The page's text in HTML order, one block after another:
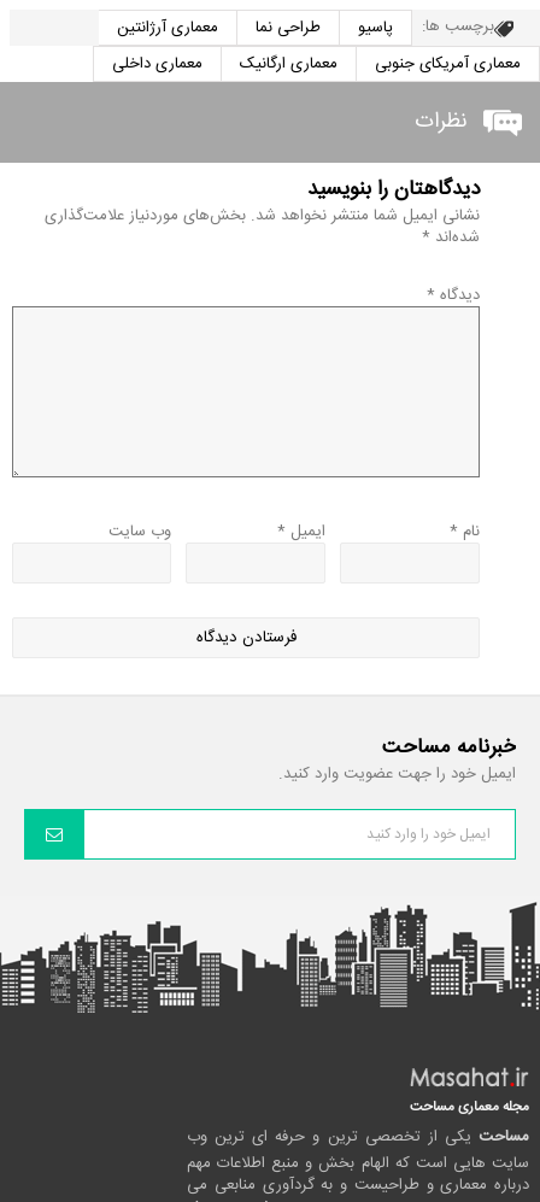
برچسب ها: پاسیو طراحی نما
معماری آرژانتین
معماری آمریکای جنوبی
معماری ارگانیک معماری داخلی
نظرات
دیدگاهتان را بنویسید
نشانی ایمیل شما منتشر نخواهد شد. بخش‌های موردنیاز علامت‌گذاری
شده‌اند *
دیدگاه *
نام * ایمیل * وب‌ سایت
خبرنامه مساحت
ایمیل خود را جهت عضویت وارد کنید.
مجله معماری مساحت
مساحت یکی از تخصصی ترین و حرفه ای ترین وب
سایت هایی است که الهام بخش و منبع اطلاعات مهم
درباره معماری و طراحیست و به گردآوری منابعی می